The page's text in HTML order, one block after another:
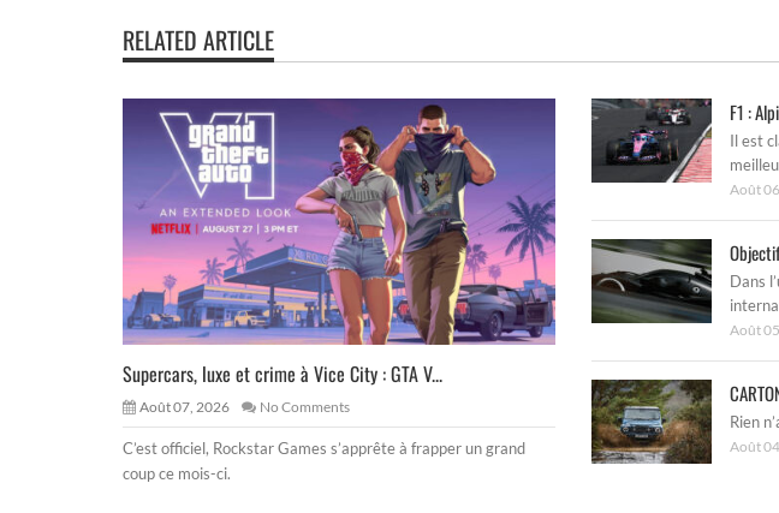
RELATED ARTICLE
Supercars, luxe et crime à Vice City : GTA V...
Août 07, 2026 No Comments
C’est officiel, Rockstar Games s’apprête à frapper un grand
coup ce mois-ci.
F1 :
Il est
Août
Dans
Août
Rien
Août